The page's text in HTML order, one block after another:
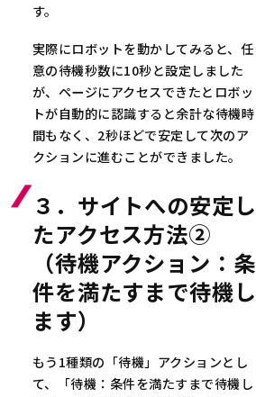
す。
実際にロボットを動かしてみると、任
意の待機秒数に10秒と設定しました
が、ページにアクセスできたとロボッ
トが自動的に認識すると余計な待機時
間もなく、2秒ほどで安定して次のア
クションに進むことができました。
３．サイトへの安定し
たアクセス方法②
（待機アクション：条
件を満たすまで待機し
ます）
もう1種類の「待機」アクションとし
て、「待機：条件を満たすまで待機し